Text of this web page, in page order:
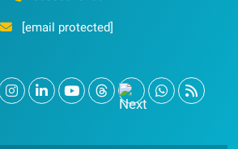
[email protected]